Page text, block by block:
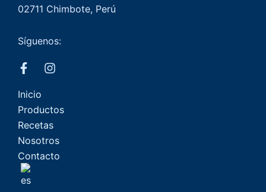
02711 Chimbote, Perú
Síguenos:
Inicio
Productos
Recetas
Nosotros
Contacto